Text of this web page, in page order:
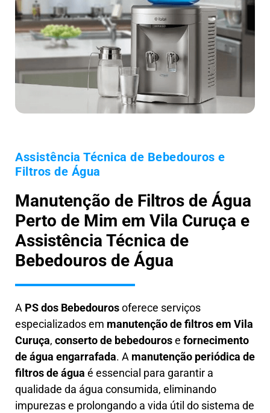
Assistência Técnica de Bebedouros e
Filtros de Água
Manutenção de Filtros de Água
Perto de Mim em Vila Curuça e
Assistência Técnica de
Bebedouros de Água
A PS dos Bebedourosoferece serviços
especializados em manutenção de filtros em Vila
Curuça, conserto de bebedourose fornecimento
de água engarrafada. A manutenção periódica de
filtros de água é essencial para garantir a
qualidade da água consumida, eliminando
impurezas e prolongando a vida útil do sistema de